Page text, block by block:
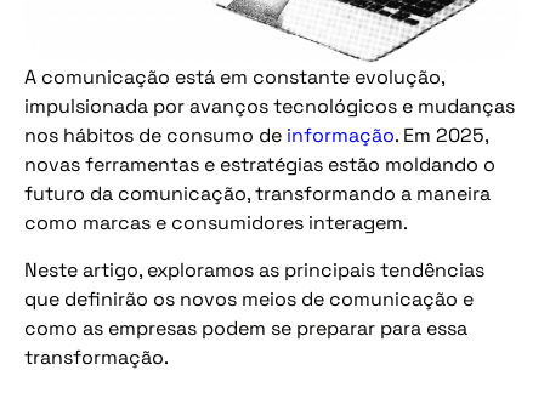
A comunicação está em constante evolução,
impulsionada por avanços tecnológicos e mudanças
nos hábitos de consumo de informação. Em 2025,
novas ferramentas e estratégias estão moldando o
futuro da comunicação, transformando a maneira
como marcas e consumidores interagem.
Neste artigo, exploramos as principais tendências
que definirão os novos meios de comunicação e
como as empresas podem se preparar para essa
transformação.